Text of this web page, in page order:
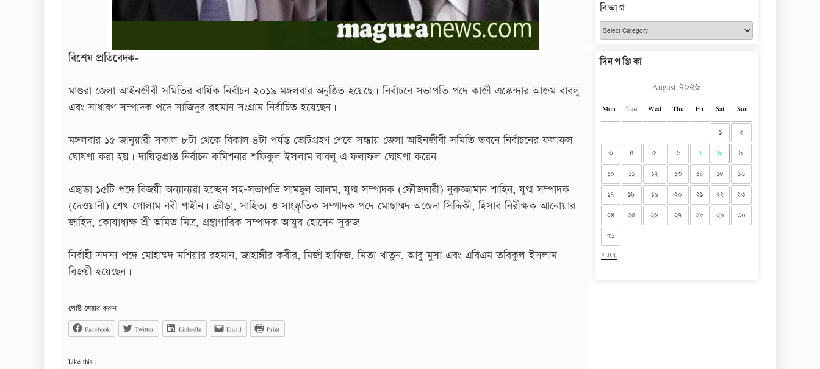
বিশেষ প্রতিবেদক-
মাগুরা জেলা আইনজীবী সমিতির বার্ষিক নির্বাচন ২০১৯ মঙ্গলবার অনুষ্ঠিত হয়েছে। নির্বাচনে সভাপতি পদে কাজী এস্কেন্দার আজম বাবলু
এবং সাধারণ সম্পাদক পদে সাজিদুর রহমান সংগ্রাম নির্বাচিত হয়েছেন।
মঙ্গলবার ১৫ জানুয়ারী সকাল ৮টা থেকে বিকাল ৪টা পর্যন্ত ভোটগ্রহণ শেষে সন্ধায় জেলা আইনজীবী সমিতি ভবনে নির্বাচনের ফলাফল
ঘোষণা করা হয়। দায়িত্বপ্রাপ্ত নির্বাচন কমিশনার শফিকুল ইসলাম বাবলু এ ফলাফল ঘোষণা করেন।
এছাড়া ১৫টি পদে বিজয়ী অন্যান্যরা হচ্ছেন সহ-সভাপতি সামছুল আলম, যুগ্ম সম্পাদক (ফৌজদারী) নুরুজ্জামান শাহিন, যুগ্ম সম্পাদক
(দেওয়ানী) শেখ গোলাম নবী শাহীন। ক্রীড়া, সাহিত্য ও সাংস্কৃতিক সম্পাদক পদে মোছাম্মদ অজেদা সিদ্দিকী, হিসাব নিরীক্ষক আনোয়ার
জাহিদ, কোষাধ্যক্ষ শ্রী অমিত মিত্র, গ্রন্থাগারিক সম্পাদক আয়ুব হোসেন সুরুজ।
নির্বাহী সদস্য পদে মোহাম্মদ মশিয়ার রহমান, জাহাঙ্গীর কবীর, মির্জা হাফিজ. মিতা খাতুন, আবু মুসা এবং এবিএম তরিকুল ইসলাম
বিজয়ী হয়েছেন।
পোষ্ট শেয়ার করুন
Facebook
Twitter LinkedIn Email Print
Like this:
বিভাগ
বিভাগ
দিনপঞ্জিকা
August ২০২৬
Mon Tue Wed Thu Fri Sat Sun
« JUL
১
২
৩
৪ ৫ ৬ ৭ ৮
৯
১০
১১ ১২ ১৩ ১৪ ১৫
১৬
১৭
১৮ ১৯ ২০ ২১ ২২
২৩
২৪
২৫ ২৬ ২৭ ২৮ ২৯
৩০
৩১